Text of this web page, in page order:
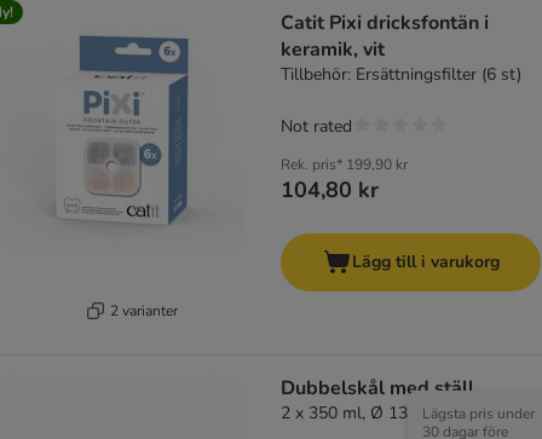
2 varianter
Catit Pixi dricksfontän i
keramik, vit
Tillbehör: Ersättningsfilter (6 st)
Rek. pris* 199,90 kr
104,80 kr
Not rated
Lägg till i varukorg
Dubbelskål med ställ
2 x 350 ml, Ø 13 cmLägsta pris under
30 dagar före